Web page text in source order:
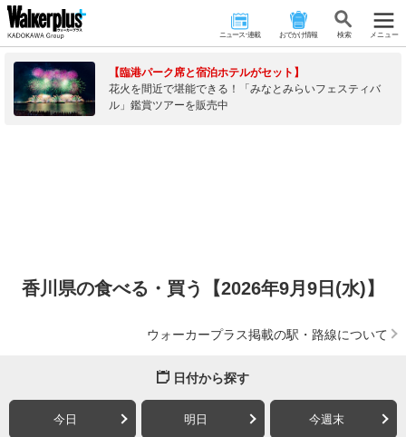
ニュース･連載 おでかけ情報 検 索 メニュー
【臨港パーク席と宿泊ホテルがセット】
花火を間近で堪能できる！「みなとみらいフェスティバ
ル」鑑賞ツアーを販売中
香川県の食べる・買う【2026年9月9日(水)】
ウォーカープラス掲載の駅・路線について
日付から探す
今日 明日 今週末